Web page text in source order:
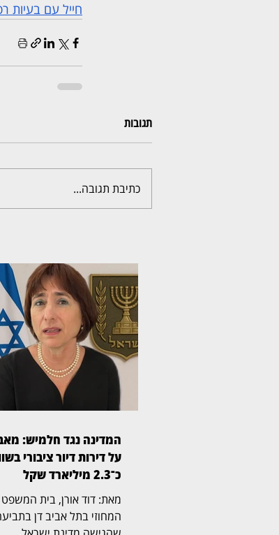
חייל עם בעיות
תגובות
כתיבת תגובה...
המדינה נגד חלמיש:
על דירות דיור ציבורי
כ־2.3 מיליארד שקל
מאת: דוד אורן, בית המשפט
המחוזי בתל אביב דן